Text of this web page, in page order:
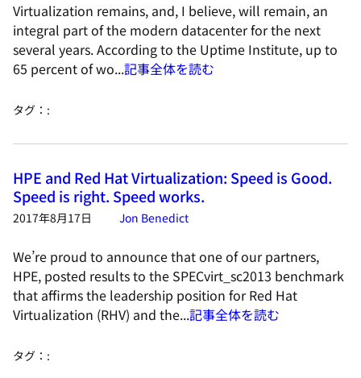
Virtualization remains, and, I believe, will remain, an
integral part of the modern datacenter for the next
several years. According to the Uptime Institute, up to
65 percent of wo...記事全体を読む
タグ： :
HPE and Red Hat Virtualization: Speed is Good.
Speed is right. Speed works.
2017年8月17日 Jon Benedict
We’re proud to announce that one of our partners,
HPE, posted results to the SPECvirt_sc2013 benchmark
that affirms the leadership position for Red Hat
Virtualization (RHV) and the...記事全体を読む
タグ： :